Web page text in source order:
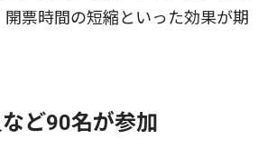
票時間の短縮といった効果が期
ど90名が参加